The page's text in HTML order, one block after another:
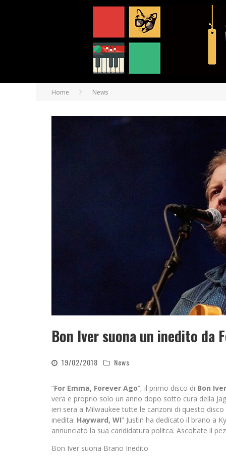
Home News
Bon Iver suona un inedito da
19/02/2018 News
“For Emma, Forever Ago“, il primo disco di Bon Iver
vera e proprio solo un anno dopo sotto cura della
ieri sera a Milwaukee tutte le canzoni di questo
inedita: Hayward, WI” Justin ha dedicato il brano a
annunciato la sua candidatura politca. Ascoltate il
Bon Iver suona Brano Inedito